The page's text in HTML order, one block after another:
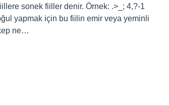
sonek fiiller denir. Örnek: .>_; 4,?-1
yapmak için bu fiilin emir veya yeminli
ne…